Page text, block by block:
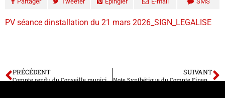
PV séance dinstallation du 21 mars 2026_SIGN_LEGALISE
PRÉCÉDENT
Compte rendu du Conseille municipal du budget 29 avril 2026
SUIVANT
Note Synthétique du Compte Financier Unique de 2025